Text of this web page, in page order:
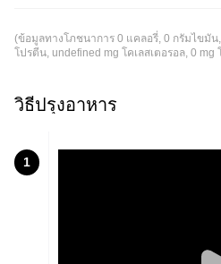
(ข้อมูลทางโภชนาการ 0 แคลอรี่, 0 กรัมไขมัน
โปรตีน, undefined mg โคเลสเตอรอล, 0 mg
วิธีปรุงอาหาร
1